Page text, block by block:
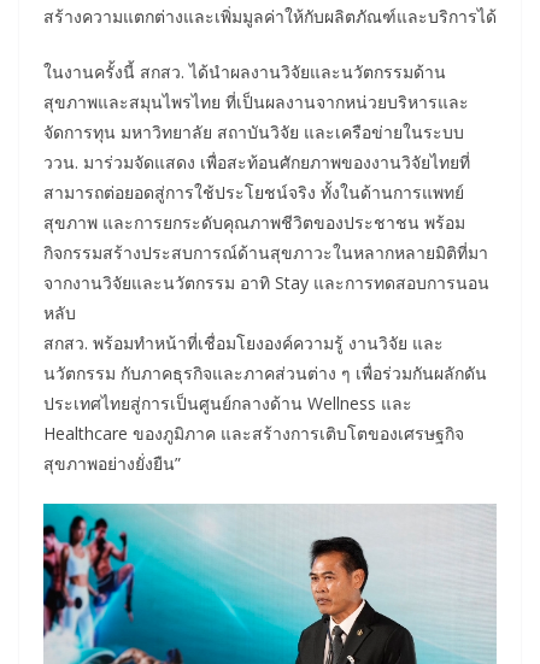
สร้างความแตกต่างและเพิ่มมูลค่าให้กับผลิตภัณฑ์และบริการได้
ในงานครั้งนี้ สกสว. ได้นำผลงานวิจัยและนวัตกรรมด้าน
สุขภาพและสมุนไพรไทย ที่เป็นผลงานจากหน่วยบริหารและ
จัดการทุน มหาวิทยาลัย สถาบันวิจัย และเครือข่ายในระบบ
ววน. มาร่วมจัดแสดง เพื่อสะท้อนศักยภาพของงานวิจัยไทยที่
สามารถต่อยอดสู่การใช้ประโยชน์จริง ทั้งในด้านการแพทย์
สุขภาพ และการยกระดับคุณภาพชีวิตของประชาชน พร้อม
กิจกรรมสร้างประสบการณ์ด้านสุขภาวะในหลากหลายมิติที่มา
จากงานวิจัยและนวัตกรรม อาทิ Stay และการทดสอบการนอน
หลับ
สกสว. พร้อมทำหน้าที่เชื่อมโยงองค์ความรู้ งานวิจัย และ
นวัตกรรม กับภาคธุรกิจและภาคส่วนต่าง ๆ เพื่อร่วมกันผลักดัน
ประเทศไทยสู่การเป็นศูนย์กลางด้าน Wellness และ
Healthcare ของภูมิภาค และสร้างการเติบโตของเศรษฐกิจ
สุขภาพอย่างยั่งยืน”